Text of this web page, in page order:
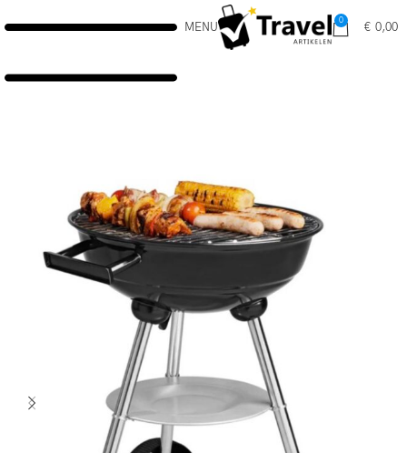
MENU 0 € 0,00